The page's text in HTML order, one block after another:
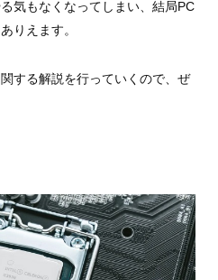
気もなくなってしまい、結局PC
りえます。
する解説を行っていくので、ぜ